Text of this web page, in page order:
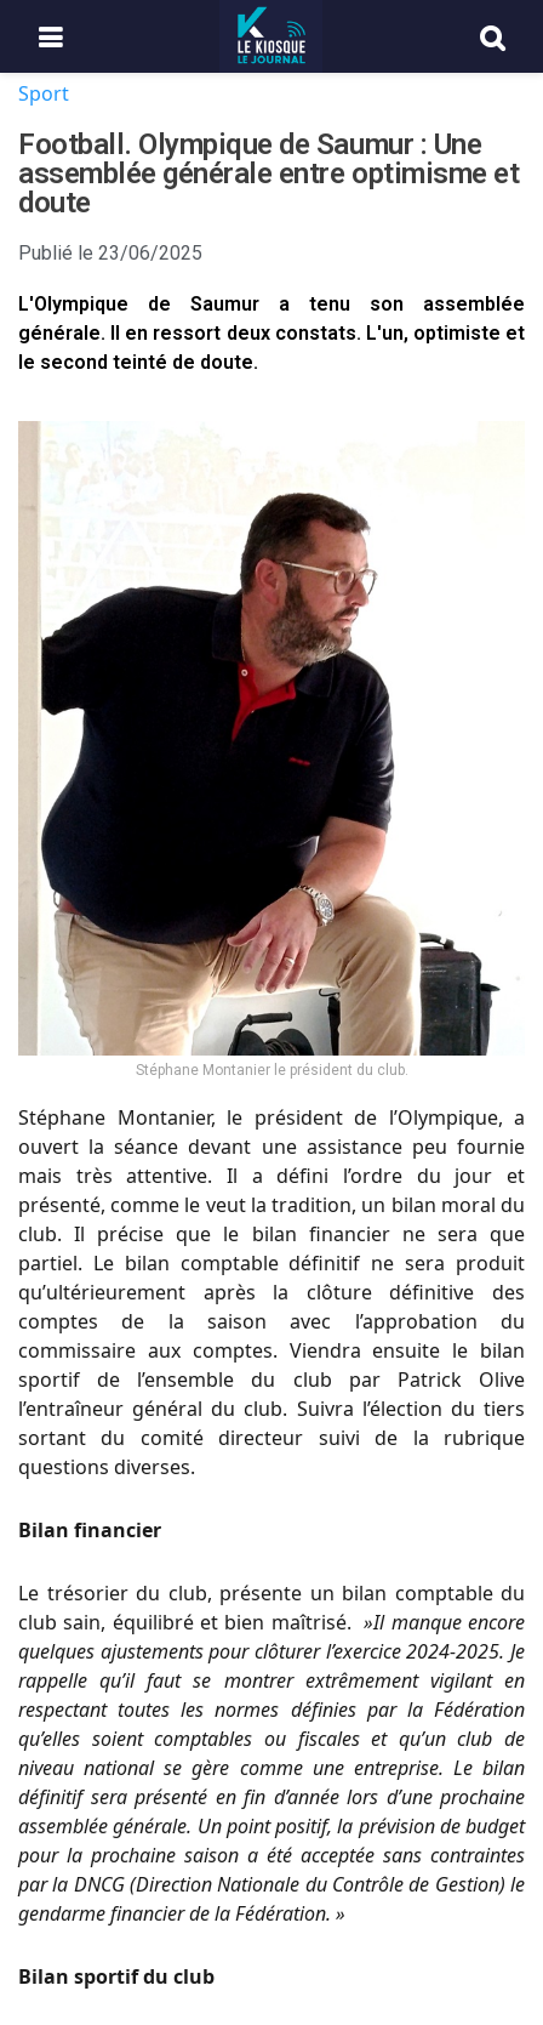
Sport
Football. Olympique de Saumur : Une
assemblée générale entre optimisme et
doute
Publié le 23/06/2025
L'Olympique de Saumur a tenu son assemblée
générale. Il en ressort deux constats. L'un, optimiste et
le second teinté de doute.
Stéphane Montanier le président du club.
Stéphane Montanier, le président de l’Olympique, a
ouvert la séance devant une assistance peu fournie
mais très attentive. Il a défini l’ordre du jour et
présenté, comme le veut la tradition, un bilan moral du
club. Il précise que le bilan financier ne sera que
partiel. Le bilan comptable définitif ne sera produit
qu’ultérieurement après la clôture définitive des
comptes de la saison avec l’approbation du
commissaire aux comptes. Viendra ensuite le bilan
sportif de l’ensemble du club par Patrick Olive
l’entraîneur général du club. Suivra l’élection du tiers
sortant du comité directeur suivi de la rubrique
questions diverses.
Bilan financier
Le trésorier du club, présente un bilan comptable du
club sain, équilibré et bien maîtrisé. »Il manque encore
quelques ajustements pour clôturer l’exercice 2024-2025. Je
rappelle qu’il faut se montrer extrêmement vigilant en
respectant toutes les normes définies par la Fédération
qu’elles soient comptables ou fiscales et qu’un club de
niveau national se gère comme une entreprise. Le bilan
définitif sera présenté en fin d’année lors d’une prochaine
assemblée générale. Un point positif, la prévision de budget
pour la prochaine saison a été acceptée sans contraintes
par la DNCG(Direction Nationale du Contrôle de Gestion) le
gendarme financier de la Fédération. »
Bilan sportif du club